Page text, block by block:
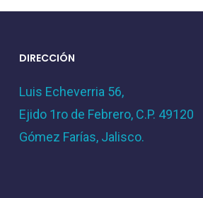
DIRECCIÓN
Luis Echeverria 56,
Ejido 1ro de Febrero, C.P. 49120
Gómez Farías, Jalisco.